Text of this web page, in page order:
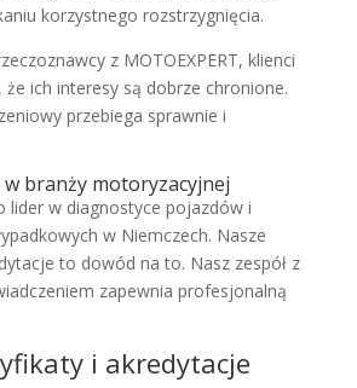
korzystnego rozstrzygnięcia.
z MOTOEXPERT, klienci
ich interesy są dobrze chronione.
przebiega sprawnie i
w branży motoryzacyjnej
lider w diagnostyce pojazdów i
w Niemczech. Nasze
to dowód na to. Nasz zespół z
zapewnia profesjonalną
i akredytacje